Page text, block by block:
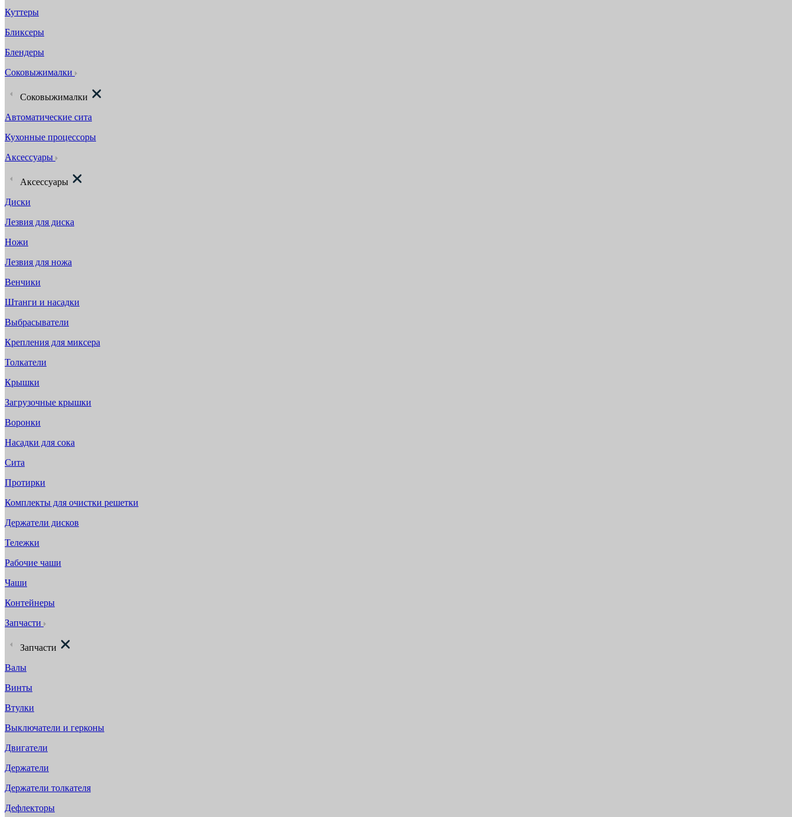
Куттеры
Бликсеры
Блендеры
Соковыжималки
Соковыжималки
Автоматические сита
Кухонные процессоры
Аксессуары
Аксессуары
Диски
Лезвия для диска
Ножи
Лезвия для ножа
Венчики
Штанги и насадки
Выбрасыватели
Крепления для миксера
Толкатели
Крышки
Загрузочные крышки
Воронки
Насадки для сока
Сита
Протирки
Комплекты для очистки решетки
Держатели дисков
Тележки
Рабочие чаши
Чаши
Контейнеры
Запчасти
Запчасти
Валы
Винты
Втулки
Выключатели и герконы
Двигатели
Держатели
Держатели толкателя
Дефлекторы